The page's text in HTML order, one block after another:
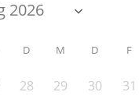
D M D F
28 29 30 31